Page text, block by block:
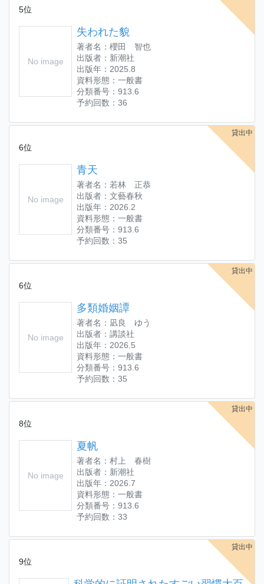
5位
No image
失われた貌
著者名：櫻田 智也
出版者：新潮社
出版年：2025.8
資料形態：一般書
分類番号：913.6
予約回数：36
貸出中
6位
No image
青天
著者名：若林 正恭
出版者：文藝春秋
出版年：2026.2
資料形態：一般書
分類番号：913.6
予約回数：35
貸出中
6位
No image
多類婚姻譚
著者名：凪良 ゆう
出版者：講談社
出版年：2026.5
資料形態：一般書
分類番号：913.6
予約回数：35
貸出中
8位
No image
夏帆
著者名：村上 春樹
出版者：新潮社
出版年：2026.7
資料形態：一般書
分類番号：913.6
予約回数：33
貸出中
9位